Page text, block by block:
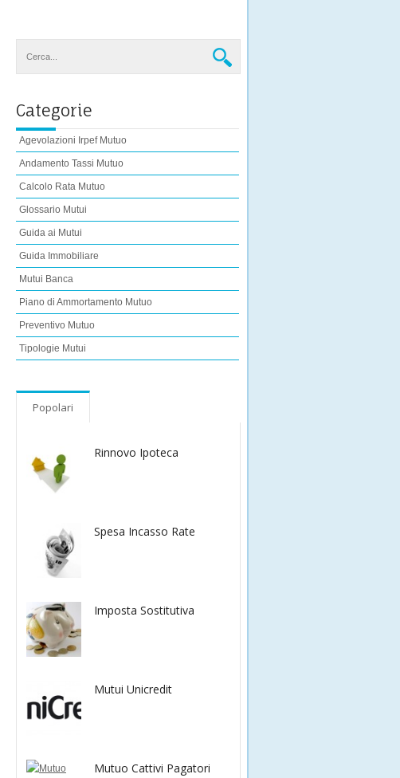
Categorie
Agevolazioni Irpef Mutuo
Andamento Tassi Mutuo
Calcolo Rata Mutuo
Glossario Mutui
Guida ai Mutui
Guida Immobiliare
Mutui Banca
Piano di Ammortamento Mutuo
Preventivo Mutuo
Tipologie Mutui
Popolari
Rinnovo Ipoteca
Spesa Incasso Rate
Imposta Sostitutiva
Mutui Unicredit
Mutuo Cattivi Pagatori